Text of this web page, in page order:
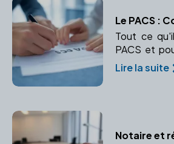
Tout ce
PACS et
notaire est
Lire la suite